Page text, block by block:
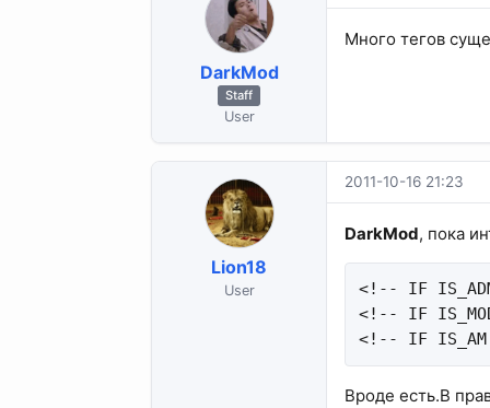
DarkMod
Staff
User
Много тегов
Lion18
User
2011-10-16 21:23
DarkMod, пока
<!-- IF
<!-- IF
<!-- IF IS_AM
Вроде есть.В